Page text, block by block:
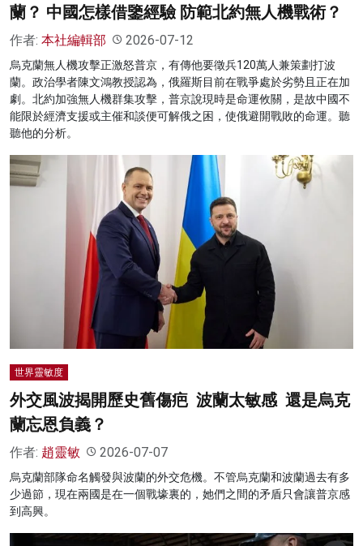
蘭？ 中國怎樣借鑒經驗 防範北約無人機戰術？
作者: 本社編輯部 2026-07-12
烏克蘭無人機攻擊正激怒普京，有傳他要徵兵120萬人兼策劃打波
蘭。政治學者陳文鴻教授認為，俄羅斯目前在戰爭處於劣勢且正在加
劇。北約加強無人機群集攻擊，普京說現時是命運攸關，是故中國不
能限於經濟支援或主催和談便可解俄之困，使俄避開戰敗的命運。聽
聽他的分析。
世界靈敏度
外交風波揭開歷史舊傷疤 波蘭太敏感 還是烏克
蘭忘恩負義？
作者: 趙靈敏 2026-07-07
烏克蘭部隊命名觸發與波蘭的外交危機。不管烏克蘭和波蘭過去有多
少過節，現在兩國是在一個戰壕裏的，她們之間的矛盾只會讓普京感
到高興。